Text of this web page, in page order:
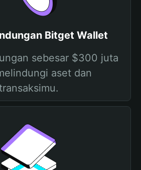
Bitget Wallet
sebesar $300 juta
aset dan